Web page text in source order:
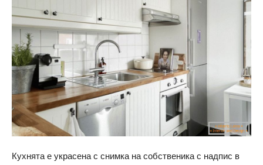
Кухнята е украсена с снимка на собственика с надпис в